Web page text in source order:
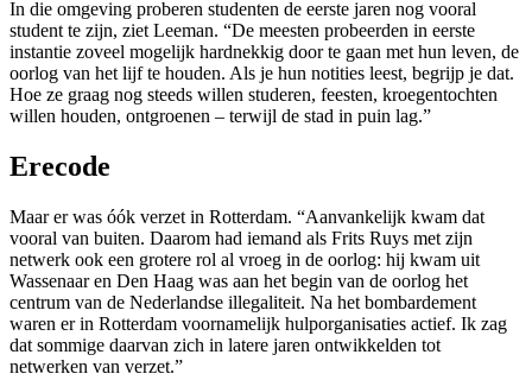
In die omgeving proberen studenten de eerste jaren nog vooral
student te zijn, ziet Leeman. “De meesten probeerden in eerste
instantie zoveel mogelijk hardnekkig door te gaan met hun leven, de
oorlog van het lijf te houden. Als je hun notities leest, begrijp je dat.
Hoe ze graag nog steeds willen studeren, feesten, kroegentochten
willen houden, ontgroenen – terwijl de stad in puin lag.”
Erecode
Maar er was óók verzet in Rotterdam. “Aanvankelijk kwam dat
vooral van buiten. Daarom had iemand als Frits Ruys met zijn
netwerk ook een grotere rol al vroeg in de oorlog: hij kwam uit
Wassenaar en Den Haag was aan het begin van de oorlog het
centrum van de Nederlandse illegaliteit. Na het bombardement
waren er in Rotterdam voornamelijk hulporganisaties actief. Ik zag
dat sommige daarvan zich in latere jaren ontwikkelden tot
netwerken van verzet.”